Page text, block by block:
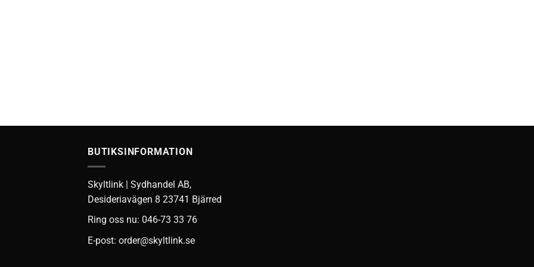
BUTIKSINFORMATION
Skyltlink | Sydhandel AB,
Desideriavägen 8 23741 Bjärred
Ring oss nu: 046-73 33 76
E-post: order@skyltlink.se